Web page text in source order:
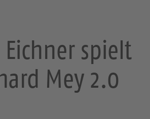
a
t
Eichner spielt
Mey 2.0